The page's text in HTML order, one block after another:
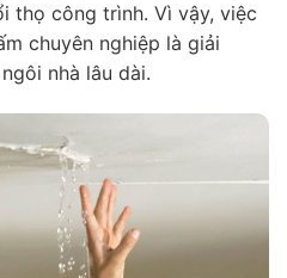
thọ công trình. Vì vậy, việc
chuyên nghiệp là giải
nhà lâu dài.